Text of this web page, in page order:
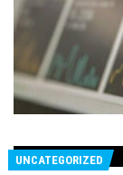
UNCATEGORIZED